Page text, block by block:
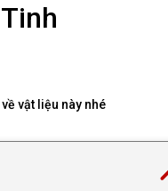
vật liệu này nhé